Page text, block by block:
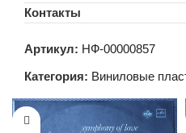
Контакты
Артикул: НФ-00000857
Категория: Виниловые